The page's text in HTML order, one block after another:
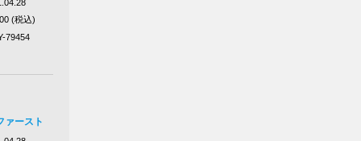
(税込)
79454
ァースト